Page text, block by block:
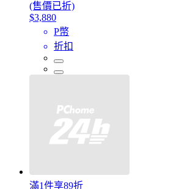
(售價已折)
$3,880
P幣
折扣
滿1件享89折